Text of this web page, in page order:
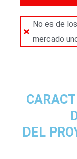
No es de
mercado
DEL